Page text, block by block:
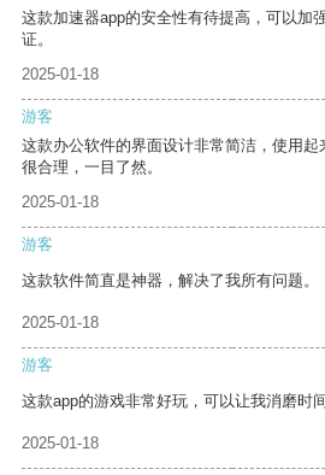
这款加速器app的安全性有待提高，可以加
证。
2025-01-18
游客
这款办公软件的界面设计非常简洁，使用
很合理，一目了然。
2025-01-18
游客
这款软件简直是神器，解决了我所有问题。
2025-01-18
游客
这款app的游戏非常好玩，可以让我消磨时间
2025-01-18